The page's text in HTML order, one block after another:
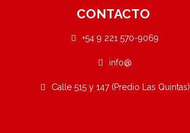
CONTACTO
+54 9 221 570-9069
info@
Calle 515 y 147 (Predio Las Quintas)